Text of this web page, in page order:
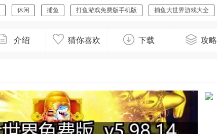
休闲 捕鱼 打鱼游戏免费版手机版
捕鱼大世界游戏大全
介绍 猜你喜欢 下载 攻略